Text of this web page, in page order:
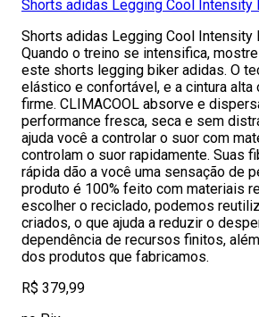
Shorts adidas Legging Cool Intensity
Shorts adidas Legging Cool Intensity
Quando o treino se intensifica,
este shorts legging biker adidas. O
elástico e confortável, e a cintura alta
firme. CLIMACOOL absorve e
performance fresca, seca e sem
ajuda você a controlar o suor com
controlam o suor rapidamente. Suas
rápida dão a você uma sensação de
produto é 100% feito com materiais
escolher o reciclado, podemos
criados, o que ajuda a reduzir o
dependência de recursos finitos,
dos produtos que fabricamos.
R$ 379,99